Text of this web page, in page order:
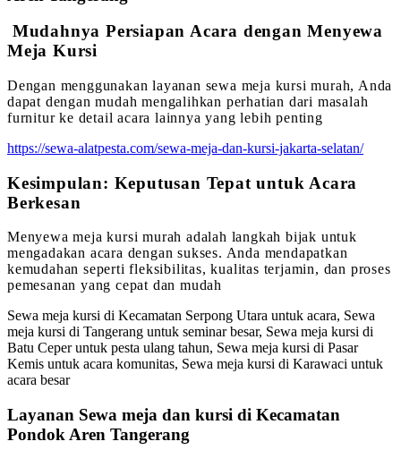
Mudahnya Persiapan Acara dengan Menyewa
Meja Kursi
Dengan menggunakan layanan sewa meja kursi murah, Anda
dapat dengan mudah mengalihkan perhatian dari masalah
furnitur ke detail acara lainnya yang lebih penting
https://sewa-alatpesta.com/sewa-meja-dan-kursi-jakarta-selatan/
Kesimpulan: Keputusan Tepat untuk Acara
Berkesan
Menyewa meja kursi murah adalah langkah bijak untuk
mengadakan acara dengan sukses. Anda mendapatkan
kemudahan seperti fleksibilitas, kualitas terjamin, dan proses
pemesanan yang cepat dan mudah
Sewa meja kursi di Kecamatan Serpong Utara untuk acara, Sewa
meja kursi di Tangerang untuk seminar besar, Sewa meja kursi di
Batu Ceper untuk pesta ulang tahun, Sewa meja kursi di Pasar
Kemis untuk acara komunitas, Sewa meja kursi di Karawaci untuk
acara besar
Layanan Sewa meja dan kursi di Kecamatan
Pondok Aren Tangerang